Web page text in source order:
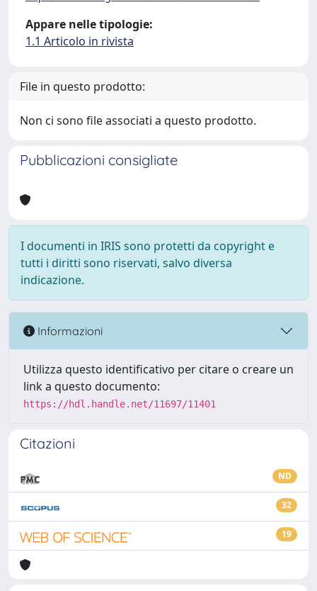
Appare nelle tipologie:
1.1 Articolo in rivista
File in questo prodotto:
Non ci sono file associati a questo prodotto.
Pubblicazioni consigliate
I documenti in IRIS sono protetti da copyright e
tutti i diritti sono riservati, salvo diversa
indicazione.
Informazioni
Utilizza questo identificativo per citare o creare un
link a questo documento:
https://hdl.handle.net/11697/11401
Citazioni
ND
32
19